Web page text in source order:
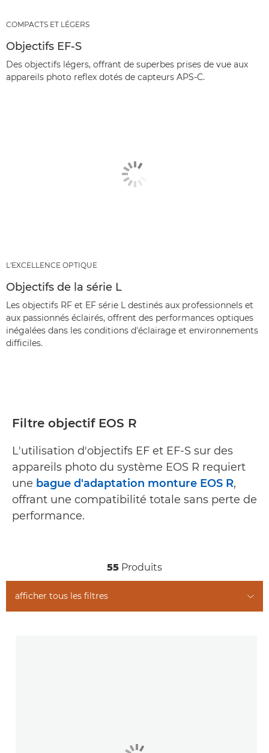
COMPACTS ET LÉGERS
Objectifs EF-S
Des objectifs légers, offrant de superbes prises de vue aux
appareils photo reflex dotés de capteurs APS-C.
L'EXCELLENCE OPTIQUE
Objectifs de la série L
Les objectifs RF et EF série L destinés aux professionnels et
aux passionnés éclairés, offrent des performances optiques
inégalées dans les conditions d'éclairage et environnements
difficiles.
Filtre objectif EOS R
L'utilisation d'objectifs EF et EF-S sur des
appareils photo du système EOS R requiert
une bague d'adaptation monture EOS R,
offrant une compatibilité totale sans perte de
performance.
55 Produits
afficher tous les filtres